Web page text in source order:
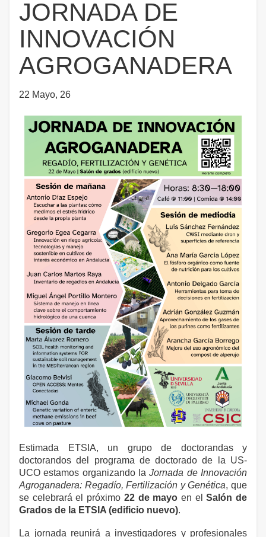
JORNADA DE
INNOVACIÓN
AGROGANADERA
22 Mayo, 26
Estimada ETSIA, un grupo de doctorandas y
doctorandos del programa de doctorado de la US-
UCO estamos organizando laJornada de Innovación
Agroganadera: Regadío, Fertilización y Genética, que
se celebrará el próximo 22 de mayo en elSalón de
Grados de la ETSIA (edificio nuevo).
La jornada reunirá a investigadores y profesionales